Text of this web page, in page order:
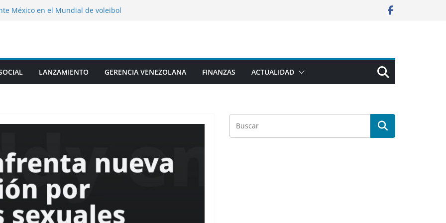
México en el Mundial de voleibol
su boleto a la AmeriCup Femenina El
LANZAMIENTO GERENCIA VENEZOLANA FINANZAS ACTUALIDAD